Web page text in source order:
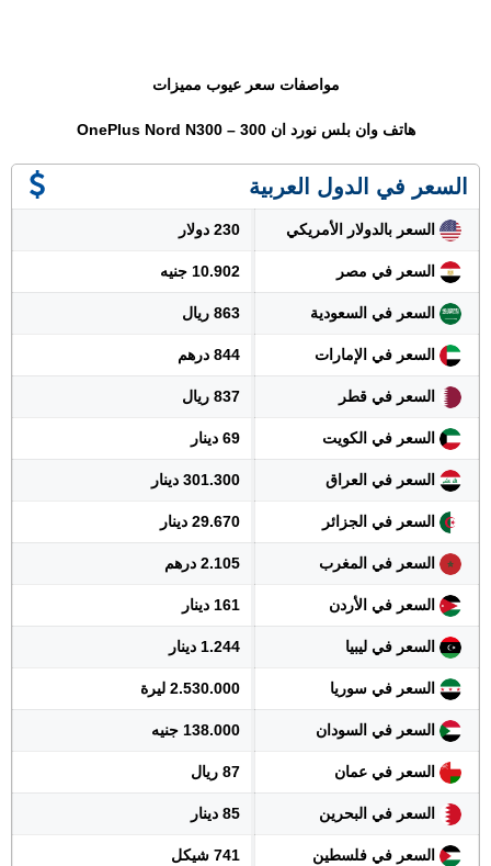
مواصفات سعر عيوب مميزات
هاتف وان بلس نورد ان 300 – OnePlus Nord N300
السعر في الدول العربية
السعر بالدولار الأمريكي 230 دولار
السعر في مصر 10.902 جنيه
السعر في السعودية 863 ريال
السعر في الإمارات 844 درهم
السعر في قطر 837 ريال
السعر في الكويت 69 دينار
السعر في العراق 301.300 دينار
السعر في الجزائر 29.670 دينار
السعر في المغرب 2.105 درهم
السعر في الأردن 161 دينار
السعر في ليبيا 1.244 دينار
السعر في سوريا 2.530.000 ليرة
السعر في السودان 138.000 جنيه
السعر في عمان 87 ريال
السعر في البحرين 85 دينار
السعر في فلسطين 741 شيكل